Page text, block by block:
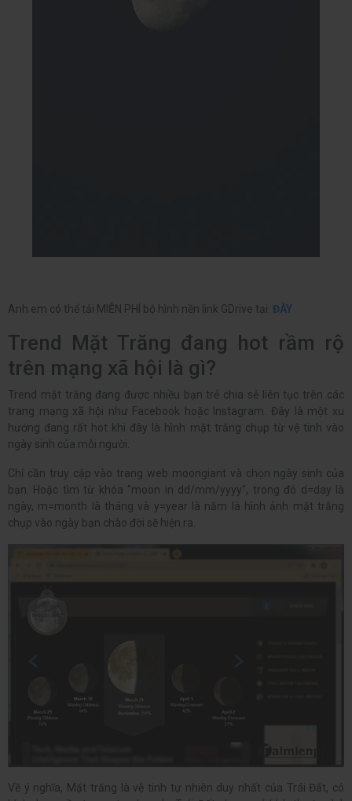
Anh em có thể tải MIỄN PHÍ bộ hình nền link GDrive tại: ĐÂY
Trend Mặt Trăng đang hot rầm rộ
trên mạng xã hội là gì?
Trend mặt trăng đang được nhiều bạn trẻ chia sẻ liên tục trên các
trang mạng xã hội như Facebook hoặc Instagram. Đây là một xu
hướng đang rất hot khi đây là hình mặt trăng chụp từ vệ tinh vào
ngày sinh của mỗi người.
Chỉ cần truy cập vào trang web moongiant và chọn ngày sinh của
bạn. Hoặc tìm từ khóa "moon in dd/mm/yyyy", trong đó d=day là
ngày, m=month là tháng và y=year là năm là hình ảnh mặt trăng
chụp vào ngày bạn chào đời sẽ hiện ra.
Về ý nghĩa, Mặt trăng là vệ tinh tự nhiên duy nhất của Trái Đất, có